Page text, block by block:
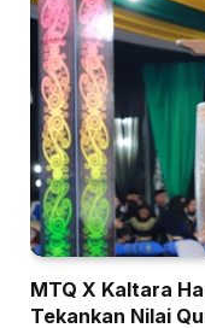
MTQ X Kaltara
Tekankan Nilai